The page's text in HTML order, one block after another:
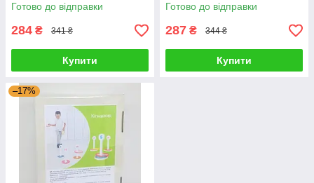
Готово до відправки
284 ₴ 341 ₴
Купити
Готово до відправки
287 ₴ 344 ₴
Купити
–17%